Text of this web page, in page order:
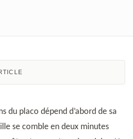
se comble en deux minutes